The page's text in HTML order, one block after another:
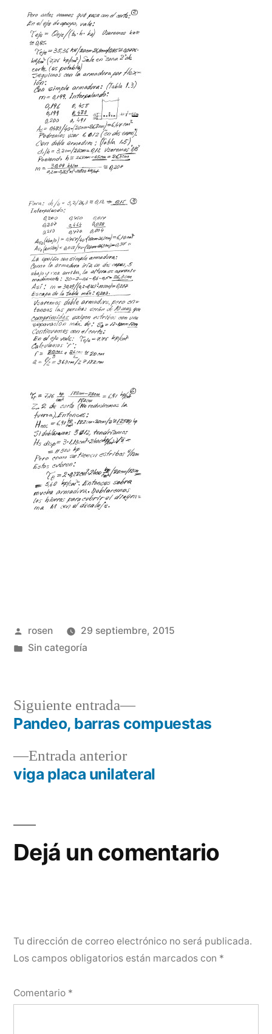
Publicado
por
rosen
29 septiembre, 2015
Publicada
Sin categoría
Navegación
de
entradas
Entrada anteriorEntrada
anterior:
viga placa unilateral
Siguiente entrada
Siguiente
entrada:
Pandeo, barras compuestas
Dejá un comentario
Tu dirección de correo electrónico no será publicada.
Los campos obligatorios están marcados con *
Comentario *